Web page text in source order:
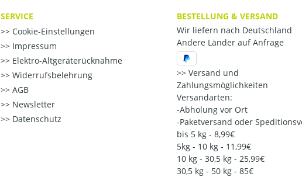
SERVICE
Cookie-Einstellungen
Impressum
Elektro-Altgeräterücknahme
Widerrufsbelehrung
AGB
Newsletter
Datenschutz
BESTELLUNG & VERSAND
Wir liefern nach Deutschland
Andere Länder auf Anfrage
Versand und
Zahlungsmöglichkeiten
Versandarten:
-Abholung vor Ort
-Paketversand oder
bis 5 kg - 8,99€
5kg - 10 kg - 11,99€
10 kg - 30,5 kg - 25,99€
30,5 kg - 50 kg - 85€